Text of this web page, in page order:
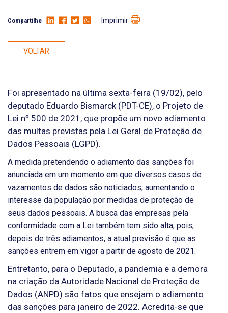
Compartilhe Imprimir
VOLTAR
Foi apresentado na última sexta-feira (19/02), pelo
deputado Eduardo Bismarck (PDT-CE), o Projeto de
Lei nº 500 de 2021, que propõe um novo adiamento
das multas previstas pela Lei Geral de Proteção de
Dados Pessoais (LGPD).
A medida pretendendo o adiamento das sanções foi
anunciada em um momento em que diversos casos de
vazamentos de dados são noticiados, aumentando o
interesse da população por medidas de proteção de
seus dados pessoais. A busca das empresas pela
conformidade com a Lei também tem sido alta, pois,
depois de três adiamentos, a atual previsão é que as
sanções entrem em vigor a partir de agosto de 2021.
Entretanto, para o Deputado, a pandemia e a demora
na criação da Autoridade Nacional de Proteção de
Dados (ANPD) são fatos que ensejam o adiamento
das sanções para janeiro de 2022. Acredita-se que